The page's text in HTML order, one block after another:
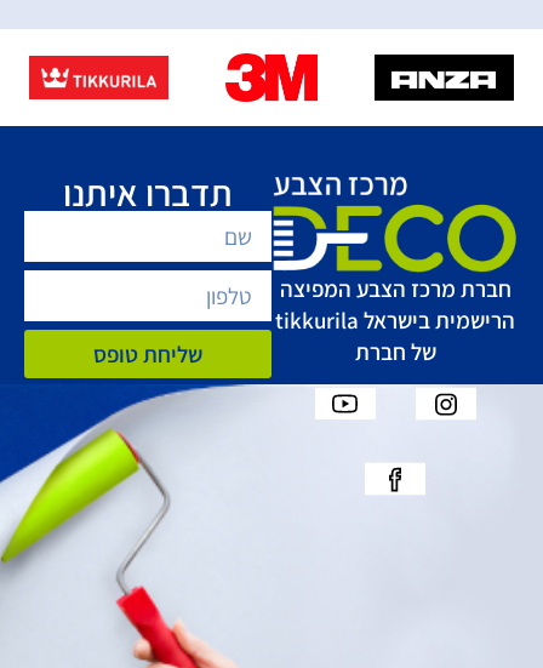
תדברו איתנו
שליחת טופס
חברת מרכז הצבע המפיצה
הרישמית בישראל tikkurila
של חברת